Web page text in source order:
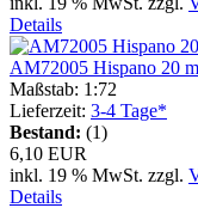
Details
AM72005 Hispano 20
Maßstab: 1:72
Lieferzeit: 3-4 Tage*
Bestand: (1)
6,10 EUR
inkl. 19 % MwSt. zzgl.
Details